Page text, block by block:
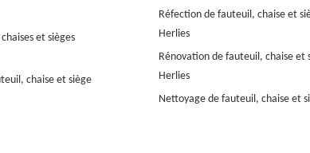
et sièges
chaise et siège
Réfection de fauteuil, chaise et
Herlies
Rénovation de fauteuil, chaise et
Herlies
Nettoyage de fauteuil, chaise et